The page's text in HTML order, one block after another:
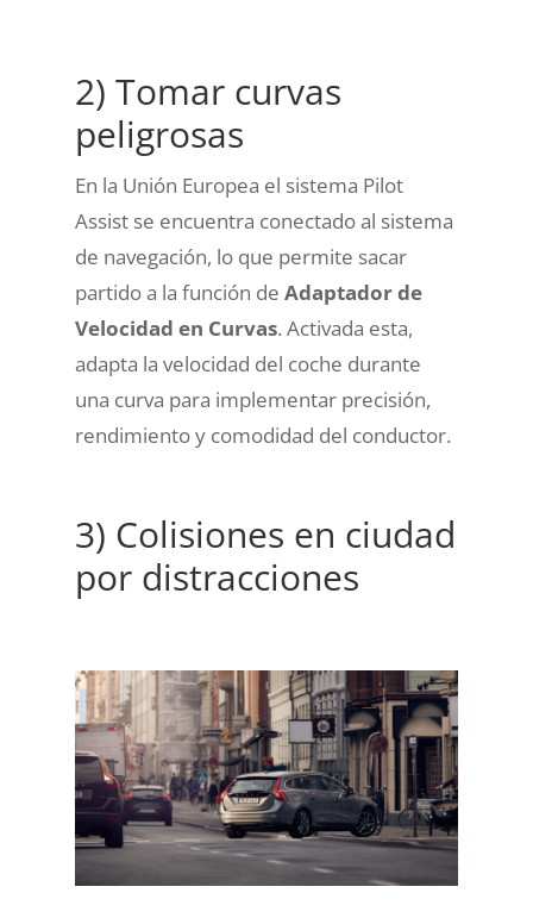
2) Tomar curvas
peligrosas
En la Unión Europea el sistema Pilot
Assist se encuentra conectado al sistema
de navegación, lo que permite sacar
partido a la función de Adaptador de
Velocidad en Curvas. Activada esta,
adapta la velocidad del coche durante
una curva para implementar precisión,
rendimiento y comodidad del conductor.
3) Colisiones en ciudad
por distracciones